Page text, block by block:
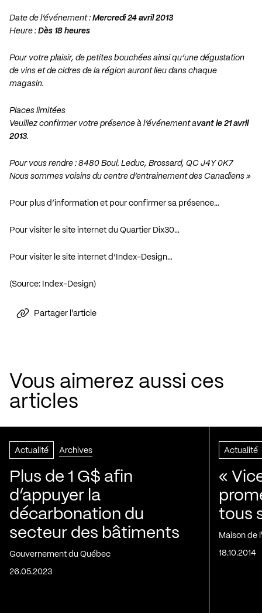
Date de l’événement : Mercredi 24 avril 2013
Heure : Dès 18 heures
Pour votre plaisir, de petites bouchées ainsi qu’une dégustation
de vins et de cidres de la région auront lieu dans chaque
magasin.
Places limitées
Veuillez confirmer votre présence à l’événement avant le 21 avril
2013.
Pour vous rendre : 8480 Boul. Leduc, Brossard, QC J4Y 0K7
Nous sommes voisins du centre d’entrainement des Canadiens »
Pour plus d’information et pour confirmer sa présence…
Pour visiter le site internet du Quartier Dix30…
Pour visiter le site internet d’Index-Design…
(Source: Index-Design)
Partager l'article
Vous aimerez aussi ces
articles
Actualité Archives
Plus de 1 G$ afin
d’appuyer la
décarbonation du
secteur des bâtiments
Gouvernement du Québec
26.05.2023
Actualité
«
tous
Maison de
18.10.2014